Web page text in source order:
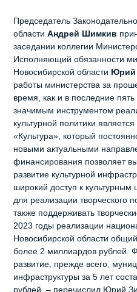
Председатель
областиАндрей Шимкив
заседании коллегии
Исполняющий обязанности
Новосибирской области Юрий
работы министерства за
время, как и в последние
значимым инструментом
культурной политики
«Культура», который
новыми актуальными
финансирования позволяет
развитие культурной
широкий доступ к культурным
для реализации творческого
также поддерживать
2023 годы реализации
Новосибирской области
более 2 миллиардов рублей.
развитие, прежде всего,
инфраструктуры за 5 лет
рублей, – перечислил Юрий